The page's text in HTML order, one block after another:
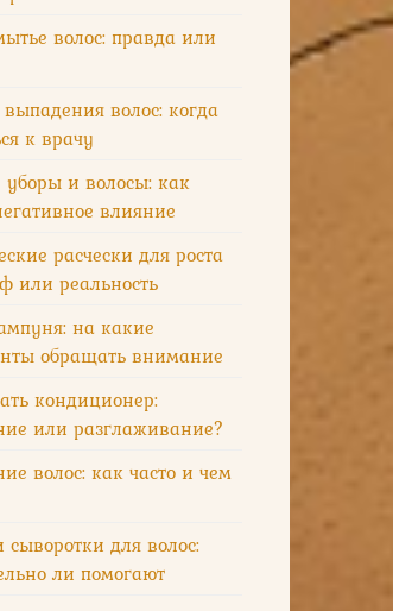
волос: правда или
волос: когда
к врачу
уборы и волосы: как
влияние
расчески для роста
или реальность
на какие
обращать внимание
кондиционер:
или разглаживание?
волос: как часто и чем
для волос:
ли помогают